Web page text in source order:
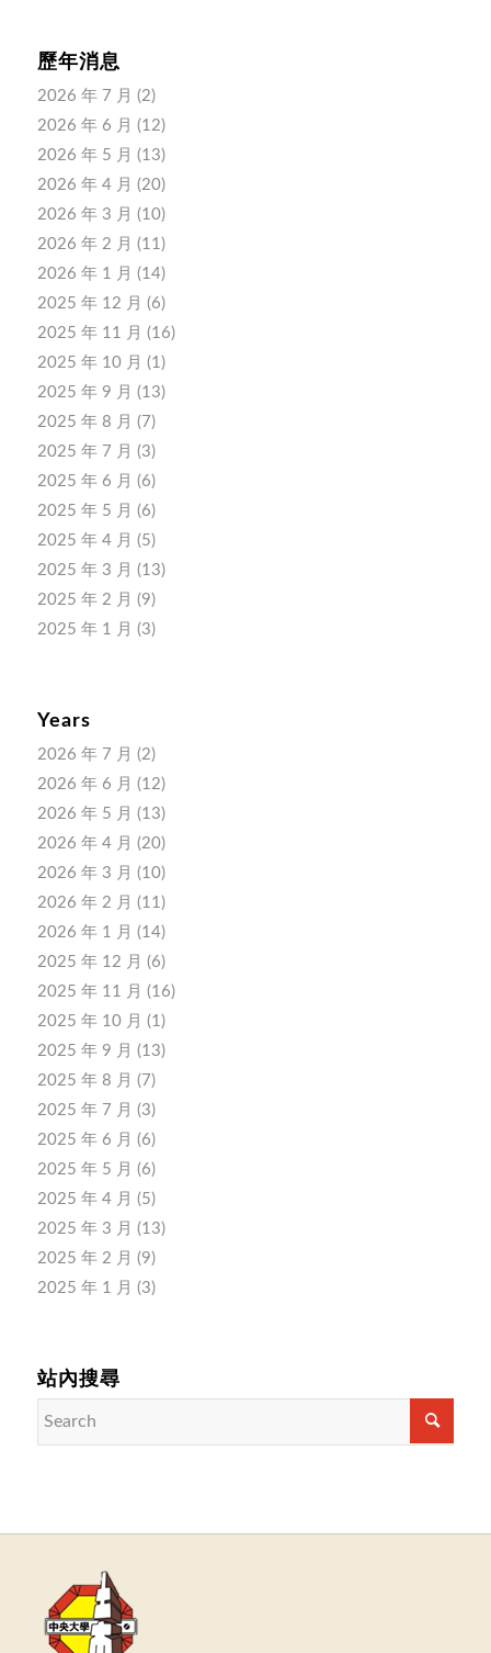
歷年消息
2026 年 7 月 (2)
2026 年 6 月 (12)
2026 年 5 月 (13)
2026 年 4 月 (20)
2026 年 3 月 (10)
2026 年 2 月 (11)
2026 年 1 月 (14)
2025 年 12 月 (6)
2025 年 11 月 (16)
2025 年 10 月 (1)
2025 年 9 月 (13)
2025 年 8 月 (7)
2025 年 7 月 (3)
2025 年 6 月 (6)
2025 年 5 月 (6)
2025 年 4 月 (5)
2025 年 3 月 (13)
2025 年 2 月 (9)
2025 年 1 月 (3)
Years
2026 年 7 月 (2)
2026 年 6 月 (12)
2026 年 5 月 (13)
2026 年 4 月 (20)
2026 年 3 月 (10)
2026 年 2 月 (11)
2026 年 1 月 (14)
2025 年 12 月 (6)
2025 年 11 月 (16)
2025 年 10 月 (1)
2025 年 9 月 (13)
2025 年 8 月 (7)
2025 年 7 月 (3)
2025 年 6 月 (6)
2025 年 5 月 (6)
2025 年 4 月 (5)
2025 年 3 月 (13)
2025 年 2 月 (9)
2025 年 1 月 (3)
站內搜尋